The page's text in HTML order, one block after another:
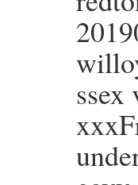
ssex